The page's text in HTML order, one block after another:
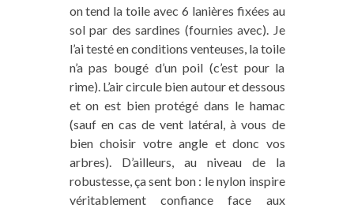
on tend la toile avec 6 lanières fixées au
sol par des sardines (fournies avec). Je
l’ai testé en conditions venteuses, la toile
n’a pas bougé d’un poil (c’est pour la
rime). L’air circule bien autour et dessous
et on est bien protégé dans le hamac
(sauf en cas de vent latéral, à vous de
bien choisir votre angle et donc vos
arbres). D’ailleurs, au niveau de la
robustesse, ça sent bon : le nylon inspire
véritablement confiance face aux